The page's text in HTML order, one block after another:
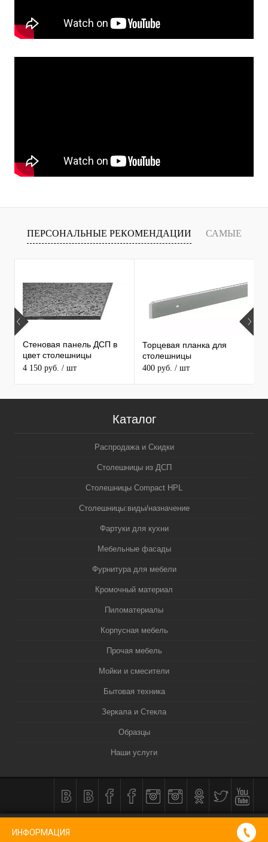
ПЕРСОНАЛЬНЫЕ РЕКОМЕНДАЦИИ САМЫЕ
ПРОДАВАЕМЫЕ ТОВАРЫ
Стеновая панель ДСП в
цвет столешницы
MAERSS
4 150 руб. / шт
Торцевая планка для
столешницы
400 руб. / шт
Каталог
Распродажа и Скидки
Столешницы из ДСП
Столешницы Compact HPL
Столешницы:виды/назначение
Фартуки для кухни
Мебельные фасады
Фурнитура для мебели
Кромочный материал
Пиломатериалы
Корпусная мебель
Прочая мебель
Мойки и смесители
Бытовая техника
Зеркала и Стекла
Образцы
Наши услуги
ИНФОРМАЦИЯ